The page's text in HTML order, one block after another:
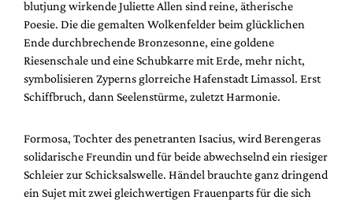
blutjung wirkende Juliette Allen sind reine, ätherische
Poesie. Die die gemalten Wolkenfelder beim glücklichen
Ende durchbrechende Bronzesonne, eine goldene
Riesenschale und eine Schubkarre mit Erde, mehr nicht,
symbolisieren Zyperns glorreiche Hafenstadt Limassol. Erst
Schiffbruch, dann Seelenstürme, zuletzt Harmonie.
Formosa, Tochter des penetranten Isacius, wird Berengeras
solidarische Freundin und für beide abwechselnd ein riesiger
Schleier zur Schicksalswelle. Händel brauchte ganz dringend
ein Sujet mit zwei gleichwertigen Frauenparts für die sich